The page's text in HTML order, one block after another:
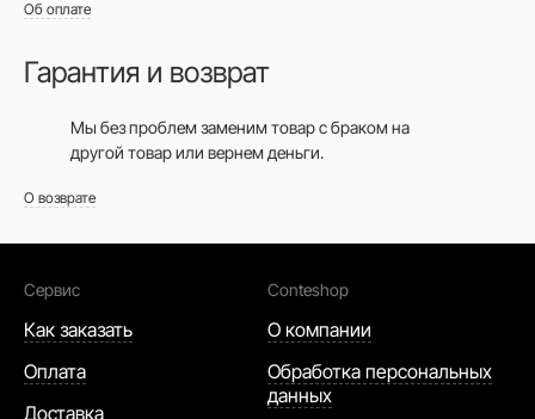
Об оплате
Гарантия и возврат
Мы без проблем заменим товар с браком на
другой товар или вернем деньги.
О возврате
Сервис
Как заказать
Оплата
Доставка
Conteshop
О компании
Обработка персональных
данных